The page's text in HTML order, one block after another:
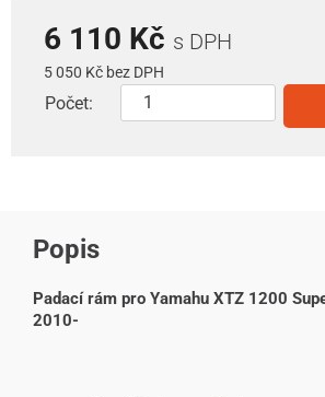
6 110 Kč s DPH
5 050 Kč bez DPH
Počet:
Popis
Padací rám pro Yamahu XTZ 1200
2010-